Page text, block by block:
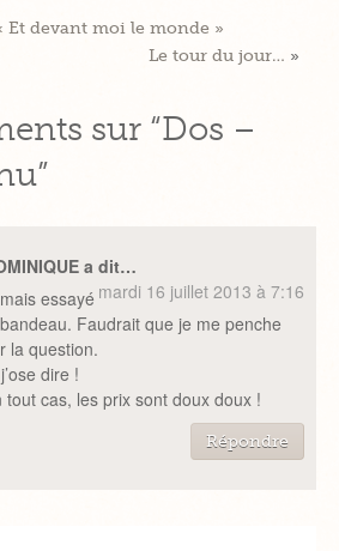
Et devant moi le monde »
Le tour du jour… »
sur “Dos –
a dit…
mardi 16 juillet 2013 à 7:16
essayé
Faudrait que je me penche
la question.
dire !
tout cas, les prix sont doux doux !
Répondre